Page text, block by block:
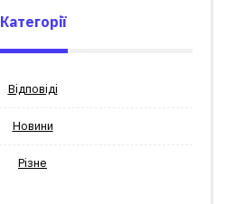
Категорії
Відповіді
Новини
Різне